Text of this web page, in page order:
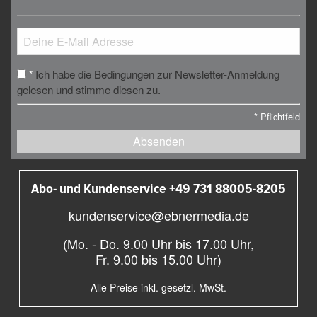
* Ich habe die Bedingungen zur Newsletter-Anmeldung
gelesen und stimme diesen zu.
* Pflichtfeld
Absenden
Abo- und Kundenservice +49 731 88005-8205
kundenservice@ebnermedia.de
(Mo. - Do. 9.00 Uhr bis 17.00 Uhr,
Fr. 9.00 bis 15.00 Uhr)
Alle Preise inkl. gesetzl. MwSt.